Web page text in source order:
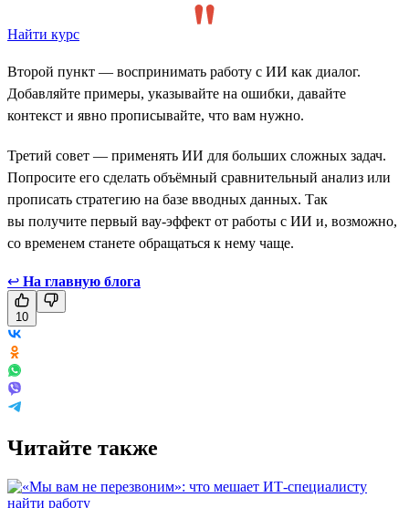
Найти курс
Второй пункт — воспринимать работу с ИИ как диалог.
Добавляйте примеры, указывайте на ошибки, давайте
контекст и явно прописывайте, что вам нужно.
Третий совет — применять ИИ для больших сложных задач.
Попросите его сделать объёмный сравнительный анализ или
прописать стратегию на базе вводных данных. Так
вы получите первый вау-эффект от работы с ИИ и, возможно,
со временем станете обращаться к нему чаще.
↩ На главную блога
10
Читайте также